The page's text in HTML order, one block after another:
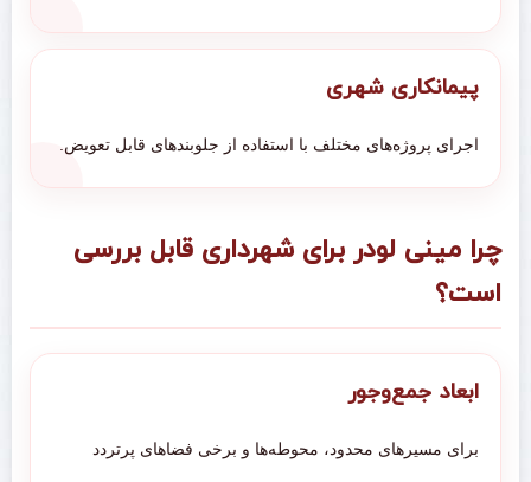
پیمانکاری شهری
اجرای پروژه‌های مختلف با استفاده از جلوبندهای قابل تعویض.
چرا مینی لودر برای شهرداری قابل بررسی
است؟
ابعاد جمع‌وجور
برای مسیرهای محدود، محوطه‌ها و برخی فضاهای پرتردد